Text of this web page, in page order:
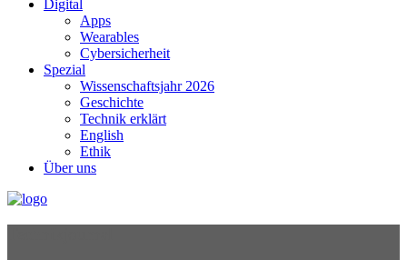
Digital
Apps
Wearables
Cybersicherheit
Spezial
Wissenschaftsjahr 2026
Geschichte
Technik erklärt
English
Ethik
Über uns